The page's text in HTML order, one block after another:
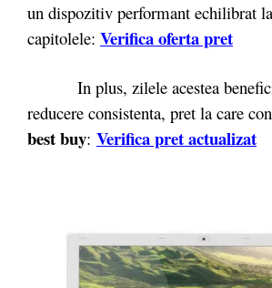
un dispozitiv performant echilibrat
capitolele: Verifica oferta pret
In plus, zilele acestea
reducere consistenta, pret la care
best buy: Verifica pret actualizat